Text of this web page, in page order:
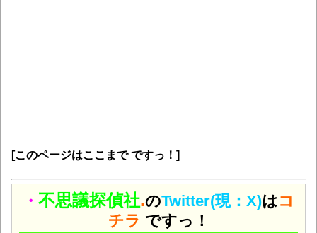
[このページはここまで ですっ！]
・ 不思議探偵社.のTwitter(現：X)は コ
チラ ですっ！